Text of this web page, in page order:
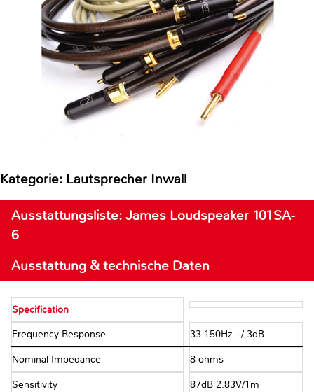
Kategorie: Lautsprecher Inwall
Ausstattungsliste: James Loudspeaker 101SA-
6
Ausstattung & technische Daten
Specification
Frequency Response 33-150Hz +/-3dB
Nominal Impedance 8 ohms
Sensitivity 87dB 2.83V/1m